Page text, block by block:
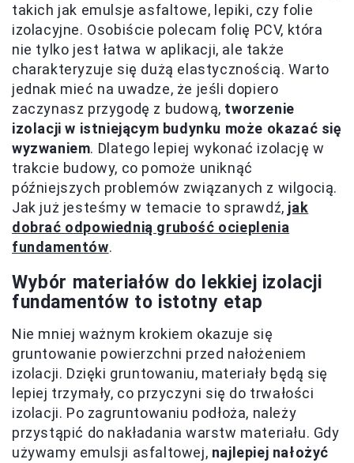
takich jak emulsje asfaltowe, lepiki, czy folie
izolacyjne. Osobiście polecam folię PCV, która
nie tylko jest łatwa w aplikacji, ale także
charakteryzuje się dużą elastycznością. Warto
jednak mieć na uwadze, że jeśli dopiero
zaczynasz przygodę z budową, tworzenie
izolacji w istniejącym budynku może okazać się
wyzwaniem. Dlatego lepiej wykonać izolację w
trakcie budowy, co pomoże uniknąć
późniejszych problemów związanych z wilgocią.
Jak już jesteśmy w temacie to sprawdź, jak
dobrać odpowiednią grubość ocieplenia
fundamentów.
Wybór materiałów do lekkiej izolacji
fundamentów to istotny etap
Nie mniej ważnym krokiem okazuje się
gruntowanie powierzchni przed nałożeniem
izolacji. Dzięki gruntowaniu, materiały będą się
lepiej trzymały, co przyczyni się do trwałości
izolacji. Po zagruntowaniu podłoża, należy
przystąpić do nakładania warstw materiału. Gdy
używamy emulsji asfaltowej, najlepiej nałożyć